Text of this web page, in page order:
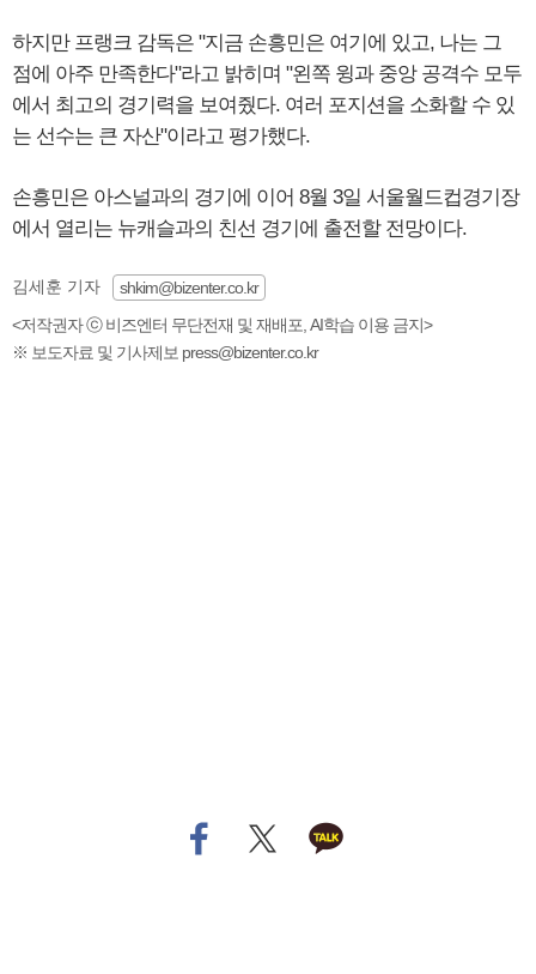
하지만 프랭크 감독은 "지금 손흥민은 여기에 있고, 나는 그
점에 아주 만족한다"라고 밝히며 "왼쪽 윙과 중앙 공격수 모두
에서 최고의 경기력을 보여줬다. 여러 포지션을 소화할 수 있
는 선수는 큰 자산"이라고 평가했다.
손흥민은 아스널과의 경기에 이어 8월 3일 서울월드컵경기장
에서 열리는 뉴캐슬과의 친선 경기에 출전할 전망이다.
김세훈 기자
shkim@bizenter.co.kr
<저작권자 ⓒ 비즈엔터 무단전재 및 재배포, AI학습 이용 금지>
※ 보도자료 및 기사제보 press@bizenter.co.kr